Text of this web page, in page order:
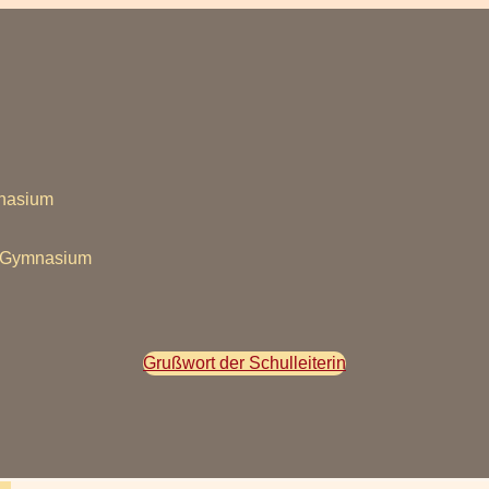
Grußwort der Schulleiterin